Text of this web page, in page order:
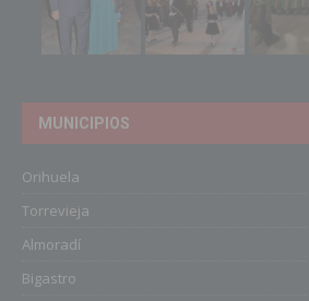
MUNICIPIOS
Orihuela
Torrevieja
Almoradí
Bigastro